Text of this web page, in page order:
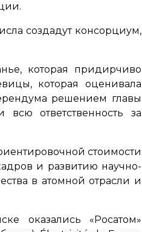
создадут консорциум,
которая придирчиво
которая оценивала
решением главы
ответственность за
стоимости
и развитию научно-
в атомной отрасли и
оказались «Росатом»